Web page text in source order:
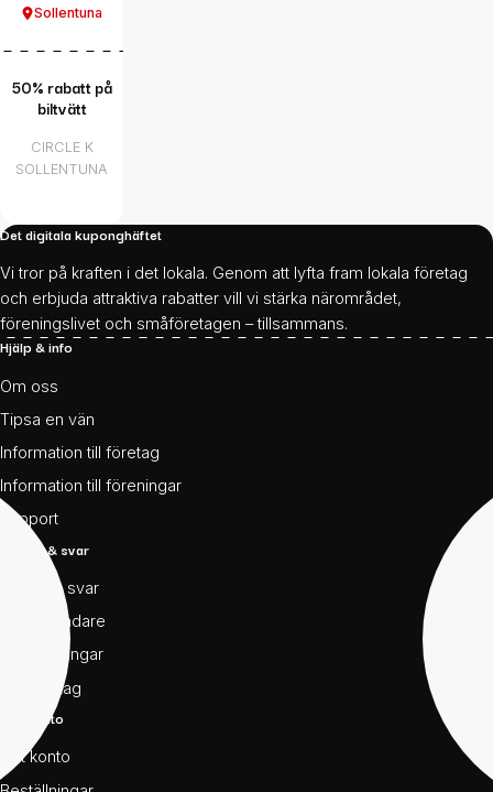
Sollentuna
50% rabatt på
biltvätt
CIRCLE K
SOLLENTUNA
Det digitala kuponghäftet
Vi tror på kraften i det lokala. Genom att lyfta fram lokala företag
och erbjuda attraktiva rabatter vill vi stärka närområdet,
föreningslivet och småföretagen – tillsammans.
Hjälp & info
Om oss
Tipsa en vän
Information till företag
Information till föreningar
Support
Frågor & svar
Frågor & svar
För användare
För föreningar
För företag
Mitt konto
Mitt konto